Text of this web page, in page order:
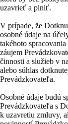
uzavrieť a plniť.
V prípade, že
osobné údaje na
takéhoto
záujem
činnosti a služieb v
alebo súhlas
Prevádzkovateľa.
Osobné údaje budú
Prevádzkovateľa s
k uzavretiu zmluvy,